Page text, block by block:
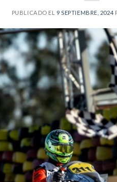
PUBLICADO EL 9 SEPTIEMBRE, 2024